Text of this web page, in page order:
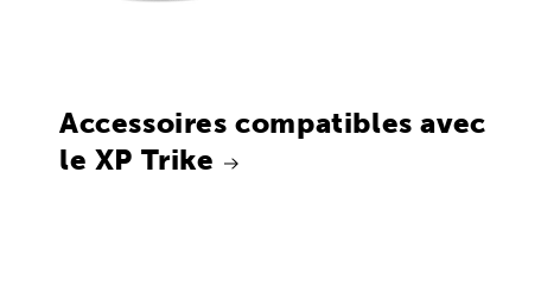
Accessoires compatibles avec
le XP Trike